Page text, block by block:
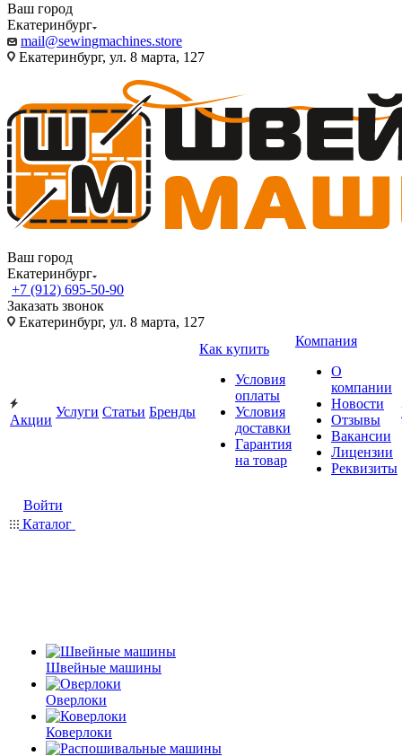
Ваш город
Екатеринбург
mail@sewingmachines.store
Екатеринбург, ул. 8 марта, 127
Ваш город
Екатеринбург
+7 (912) 695-50-90
Заказать звонок
Екатеринбург, ул. 8 марта, 127
Акции
Услуги Статьи Бренды
Как купить
Условия
оплаты
Условия
доставки
Гарантия
на товар
Компания
О
компании
Новости
Отзывы
Вакансии
Лицензии
Реквизиты
Войти
Каталог
Швейные машины
Оверлоки
Коверлоки